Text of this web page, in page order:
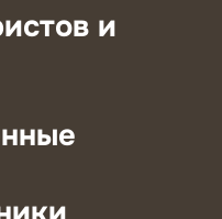
и